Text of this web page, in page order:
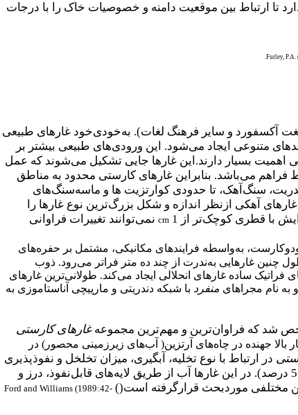
تا ارتباط بین موقعیت دامنه و خصوصیات خاک را با درجات
Furley,
آکسفورد و سایر فرهنگ لغات). به‌خودی‌خود غارهای طبیعی
متنوعی ایجاد می‌شود. این ورودی‌های طبیعی بیشتر بر
اهمیت بسیار دارند.این غارها جایی تشکیل می‌شوند که عمل
فراهم می‌باشد. بنابراین غارهای کارستی محدود به مناطق
سنگ‌آهک، تا حدودی کوارتزیت ها و ماسه‌سنگ‌های
آهکی ازنظر اندازه و شکل بزرگ‌ترین نوع غارها را
با قطری کوچک‌تر از 1
cm نمی‌توانند تغییرات فراوانی
به‌واسطه فرایندهای مکانیکی، مشتمل بر حفره‌های
چنین غار هایی به‌ندرت از چند ده متر فراتر می‌رود. ذوب
ساده غارهای انحلالی ایجاد می‌کند. طولانی‌ترین غارهای
نام مجراهای منفرد با شبکه دندریتی و مارپیچی آناستاموزی به
شد که فراوان‌ترین و مهم‌ترین مجموعهغارهای کارستی
جهنده در چاه‌های آرتزین( آب‌های زیرزمینی محصور) در
در ارتباط با نوع تخلیه، آبگیری، میزان تخلخل و نفوذپذیری
در شروع عمل انحلال را نشان می‌دهد. در اغلب غارهای هیپوژنیک و آزاد، میزان نفوذپذیری کم است( کمتر از 5 درصد). در این غارها آب از طریق لایه‌های قابل‌نفوذ، درز و
مختلفی موردبحث قرارگرفته است((
Ford and Williams (1989:42-